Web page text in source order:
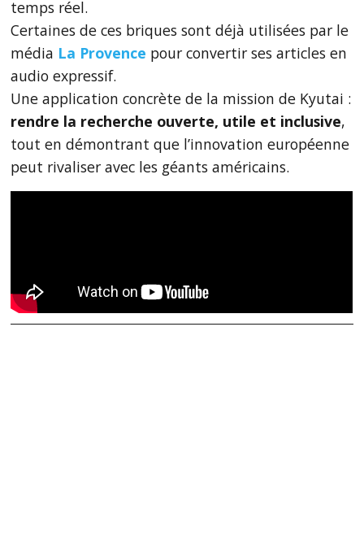
temps réel.
Certaines de ces briques sont déjà utilisées par le
média La Provence pour convertir ses articles en
audio expressif.
Une application concrète de la mission de Kyutai :
rendre la recherche ouverte, utile et inclusive,
tout en démontrant que l’innovation européenne
peut rivaliser avec les géants américains.